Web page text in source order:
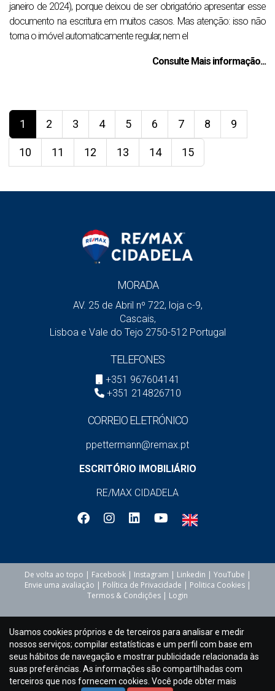
janeiro de 2024), porque deixou de ser obrigatório apresentar esse
documento na escritura em muitos casos. Mas atenção: isso não
torna o imóvel automaticamente regular, nem el
Consulte Mais informação...
1 2 3 4 5 6 7 8 9
10 11 12 13 14 15
MORADA
AV. 25 de Abril nº 722, loja c-9,
Cascais,
Lisboa e Vale do Tejo 2750-512 Portugal
TELEFONES
+351 967604141
+351 214826710
CORREIO ELETRÓNICO
ppettermann@remax.pt
ESCRITÓRIO IMOBILIÁRIO
RE/MAX CIDADELA
De volta ao topo | Facebook| Instagram | Linkedin | YouTube |
Envie uma avaliação | Política de Privacidade | Politica Cookies|
Termos & Condições | Login
Usamos cookies próprios e de terceiros para analisar e medir
nossos serviços; compilar estatísticas e um perfil com base em
seus hábitos de navegação e mostrar publicidade relacionada às
suas preferências. As informações são compartilhadas com
terceiros que nos fornecem cookies. Você pode obter mais